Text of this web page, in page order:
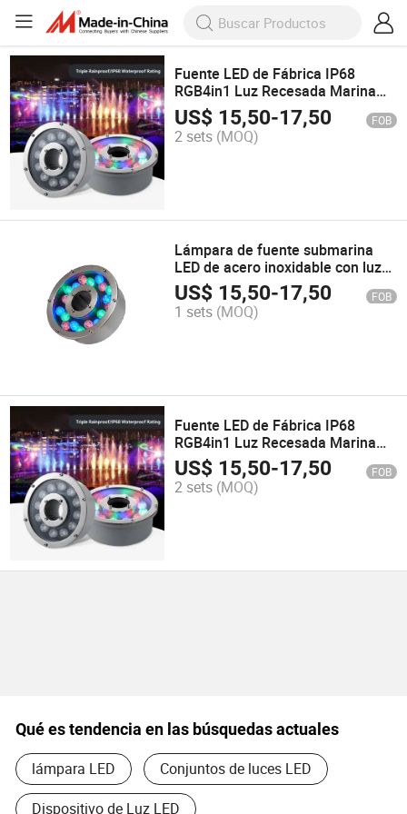
Fuente LED de Fábrica IP68
RGB4in1 Luz Recesada Marina
Luz de Estanque Lámpara
Musical
US$ 15,50-17,50 FOB
2 sets (MOQ)
Lámpara de fuente submarina
LED de acero inoxidable con luz
colorida para estanque, luces de
inundación LED marinas 110V
US$ 15,50-17,50 FOB
1 sets (MOQ)
Fuente LED de Fábrica IP68
RGB4in1 Luz Recesada Marina
Luz de Estanque Lámpara
Musical
US$ 15,50-17,50 FOB
2 sets (MOQ)
Qué es tendencia en las búsquedas actuales
lámpara LED Conjuntos de luces LED
Dispositivo de Luz LED